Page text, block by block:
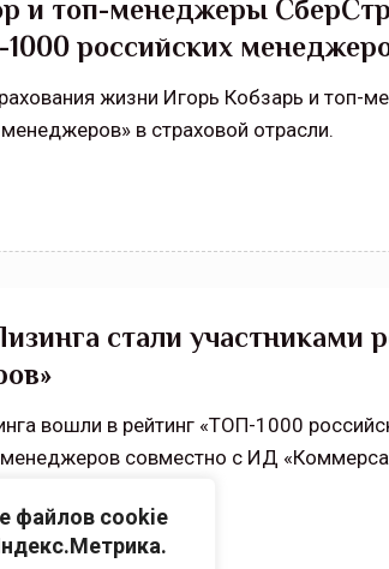
файлов cookie
и топ-менеджеры
российских
жизни Игорь Кобзарь и топ-
в страховой отрасли.
стали участниками
вошли в рейтинг «ТОП-1000
совместно с ИД